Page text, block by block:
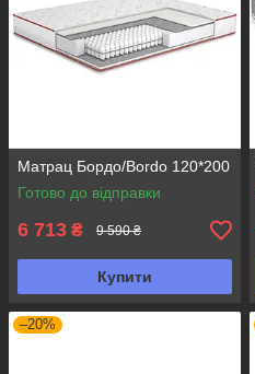
Матрац Бордо/Bordo 120*200
Готово до відправки
6 713 ₴ 9 590 ₴
Купити
–20%